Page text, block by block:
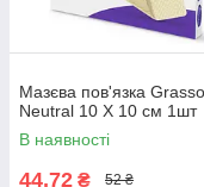
Мазєва пов'язка
Neutral 10 Х 10 см 1шт
В наявності
44,72 ₴ 52 ₴